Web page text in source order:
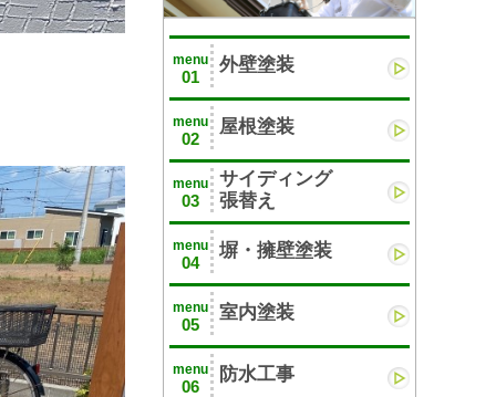
menu
01
外壁塗装
menu
02
屋根塗装
menu
03
サイディング
張替え
menu
04
塀・擁壁塗装
menu
05
室内塗装
menu
06
防水工事